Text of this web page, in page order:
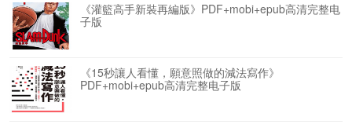
《灌籃高手新裝再編版》PDF+mobi+epub高清完整电
子版
《15秒讓人看懂，願意照做的減法寫作》
PDF+mobi+epub高清完整电子版